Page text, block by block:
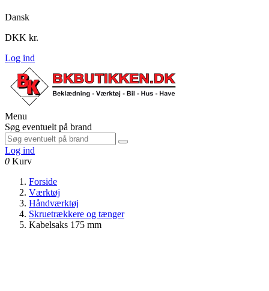
Dansk
DKK kr.
Log ind
Menu
Søg eventuelt på brand
Log ind
0 Kurv
Forside
Værktøj
Håndværktøj
Skruetrækkere og tænger
Kabelsaks 175 mm